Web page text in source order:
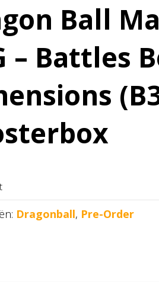
Ball
– Battles
Dragonball, Pre-Order